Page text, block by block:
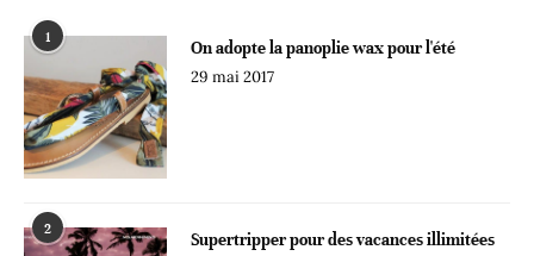
1
On adopte la panoplie wax pour l'été
29 mai 2017
2
Supertripper pour des vacances illimitées